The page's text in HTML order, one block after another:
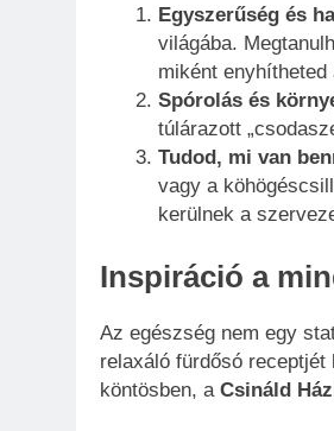
Egyszerűség és
világába.
miként
Spórolás és
túlárazott
Tudod, mi van
vagy a
kerülnek a
Inspiráció a
Az egészség nem egy
relaxáló fürdősó
köntösben, a Csináld